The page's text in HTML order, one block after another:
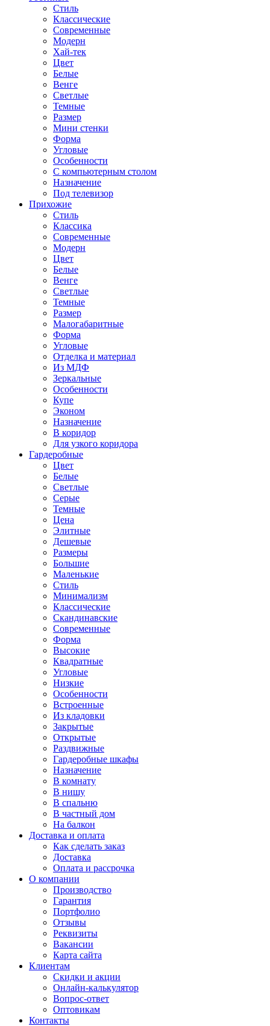
Стиль
Классические
Современные
Модерн
Хай-тек
Цвет
Белые
Венге
Светлые
Темные
Размер
Мини стенки
Форма
Угловые
Особенности
С компьютерным столом
Назначение
Под телевизор
Прихожие
Стиль
Классика
Современные
Модерн
Цвет
Белые
Венге
Светлые
Темные
Размер
Малогабаритные
Форма
Угловые
Отделка и материал
Из МДФ
Зеркальные
Особенности
Купе
Эконом
Назначение
В коридор
Для узкого коридора
Гардеробные
Цвет
Белые
Светлые
Серые
Темные
Цена
Элитные
Дешевые
Размеры
Большие
Маленькие
Стиль
Минимализм
Классические
Скандинавские
Современные
Форма
Высокие
Квадратные
Угловые
Низкие
Особенности
Встроенные
Из кладовки
Закрытые
Открытые
Раздвижные
Гардеробные шкафы
Назначение
В комнату
В нишу
В спальню
В частный дом
На балкон
Доставка и оплата
Как сделать заказ
Доставка
Оплата и рассрочка
О компании
Производство
Гарантия
Портфолио
Отзывы
Реквизиты
Вакансии
Карта сайта
Клиентам
Скидки и акции
Онлайн-калькулятор
Вопрос-ответ
Оптовикам
Контакты